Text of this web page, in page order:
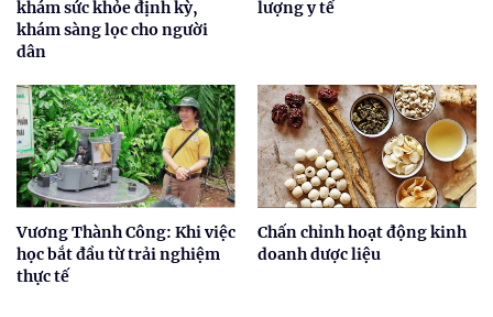
khám sức khỏe định kỳ,
khám sàng lọc cho người
dân
lượng y tế
Vương Thành Công: Khi việc
học bắt đầu từ trải nghiệm
thực tế
Chấn chỉnh hoạt động kinh
doanh dược liệu